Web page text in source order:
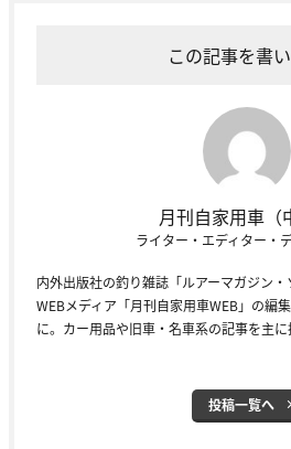
この記事を書
月刊自家用車（
ライター・エディター・
内外出版社の釣り雑誌「ルアーマガジン
WEBメディア「月刊自家用車WEB」の編
に。カー用品や旧車・名車系の記事を主に
投稿一覧へ